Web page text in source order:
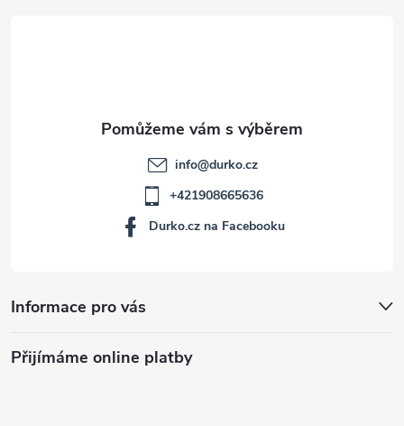
Informace pro vás
Přijímáme online platby
info@durko.cz
+421908665636
Durko.cz na Facebooku